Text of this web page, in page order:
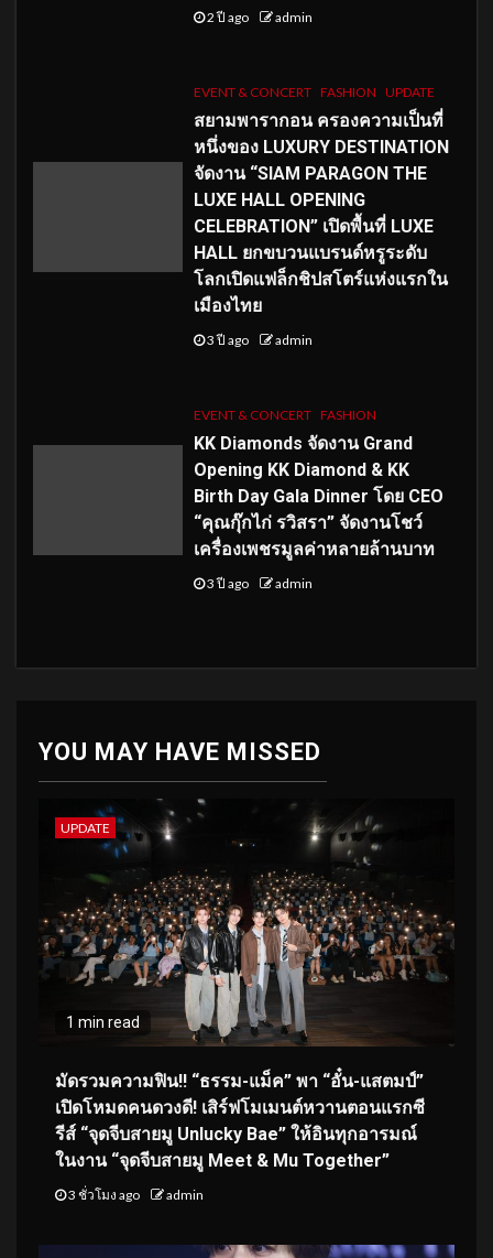
2 ปี ago admin
EVENT & CONCERT FASHION UPDATE
สยามพารากอน ครองความเป็นที่
หนึ่งของ LUXURY DESTINATION
จัดงาน “SIAM PARAGON THE
LUXE HALL OPENING
CELEBRATION” เปิดพื้นที่ LUXE
HALL ยกขบวนแบรนด์หรูระดับ
โลกเปิดแฟล็กชิปสโตร์แห่งแรกใน
เมืองไทย
3 ปี ago admin
EVENT & CONCERT FASHION
KK Diamonds จัดงาน Grand
Opening KK Diamond & KK
Birth Day Gala Dinner โดย CEO
“คุณกุ๊กไก่ รวิสรา” จัดงานโชว์
เครื่องเพชรมูลค่าหลายล้านบาท
3 ปี ago admin
YOU MAY HAVE MISSED
UPDATE
1 min read
มัดรวมความฟิน!! “ธรรม-แม็ค” พา “อั๋น-แสตมป์”
เปิดโหมดคนดวงดี! เสิร์ฟโมเมนต์หวานตอนแรกซี
รีส์ “จุดจีบสายมู Unlucky Bae” ให้อินทุกอารมณ์
ในงาน “จุดจีบสายมู Meet & Mu Together”
3 ชั่วโมง ago admin